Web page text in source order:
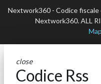
Nextwork360 - Codice
Nextwork360. ALL
close
Codice Rss